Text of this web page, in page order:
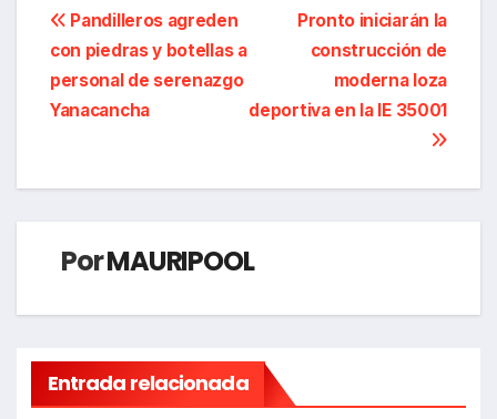
Navegación
de
entradas
Pronto iniciarán la
construcción de
moderna loza
deportiva en la IE 35001
Pandilleros agreden
con piedras y botellas a
personal de serenazgo
Yanacancha
PorMAURIPOOL
Entrada relacionada